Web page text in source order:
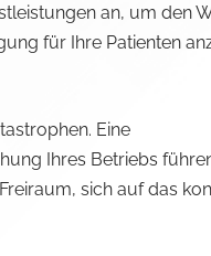
an, um den
für Ihre Patienten
Eine
Ihres Betriebs
sich auf das